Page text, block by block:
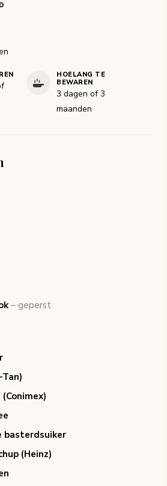
HOELANG TE
BEWAREN
3 dagen of 3
maanden
– geperst
Tan)
(Conimex)
basterdsuiker
(Heinz)